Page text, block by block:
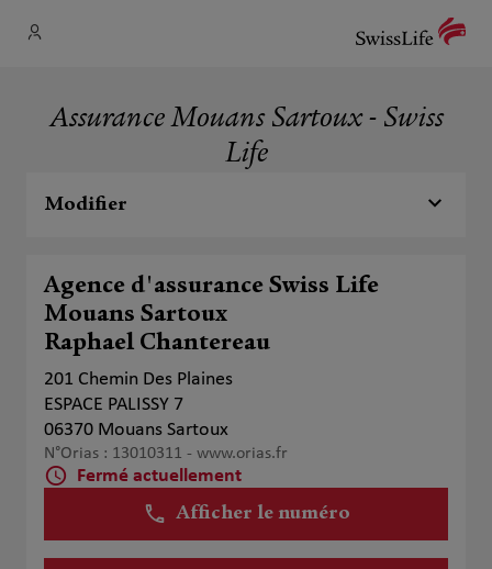
Assurance Mouans Sartoux - Swiss
Life
Modifier
Agence d'assurance Swiss Life
Mouans Sartoux
Raphael Chantereau
201 Chemin Des Plaines
ESPACE PALISSY 7
06370 Mouans Sartoux
N°Orias : 13010311 - www.orias.fr
Fermé actuellement
Afficher le numéro